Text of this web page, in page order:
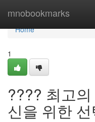
mnobookmarks
Home
Home
1
???? 최고
신을 위한